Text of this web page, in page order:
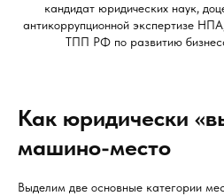
кандидат юридических наук,
антикоррупционной экспертизе
ТПП РФ по развитию
Как юридически
машино-место
Выделим две основные категории